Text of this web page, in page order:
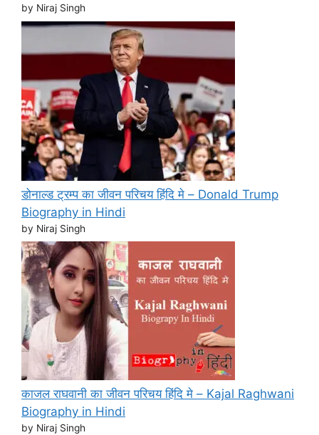
by Niraj Singh
डोनाल्ड ट्रम्प का जीवन परिचय हिंदि मे – Donald Trump
Biography in Hindi
by Niraj Singh
काजल राघवानी का जीवन परिचय हिंदि मे – Kajal Raghwani
Biography in Hindi
by Niraj Singh